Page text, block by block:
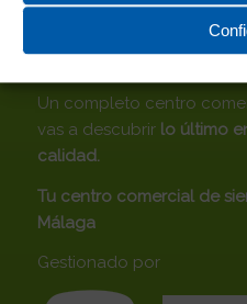
Un completo centro
vas a descubrir lo último
calidad.
Tu centro comercial de
Málaga
Gestionado por